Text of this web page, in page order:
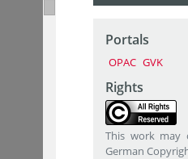
Portals
OPAC GVK
Rights
This work
German